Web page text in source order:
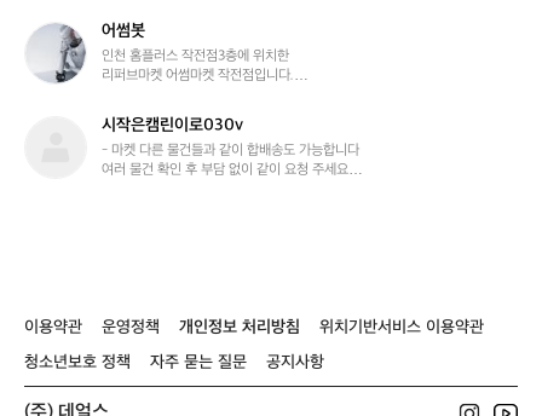
어
봇
어썸봇
인천 홈플러스 작전점3층에 위치한
리퍼브마켓 어썸마켓 작전점입니다.
3
0
v
시작은캠린이로030v
- 마켓 다른 물건들과 같이 합배송도 가능합니다
여러 물건 확인 후 부담 없이 같이 요청 주세요
이용약관 운영정책 개인정보 처리방침
위치기반서비스 이용약관
청소년보호 정책
자주 묻는 질문 공지사항